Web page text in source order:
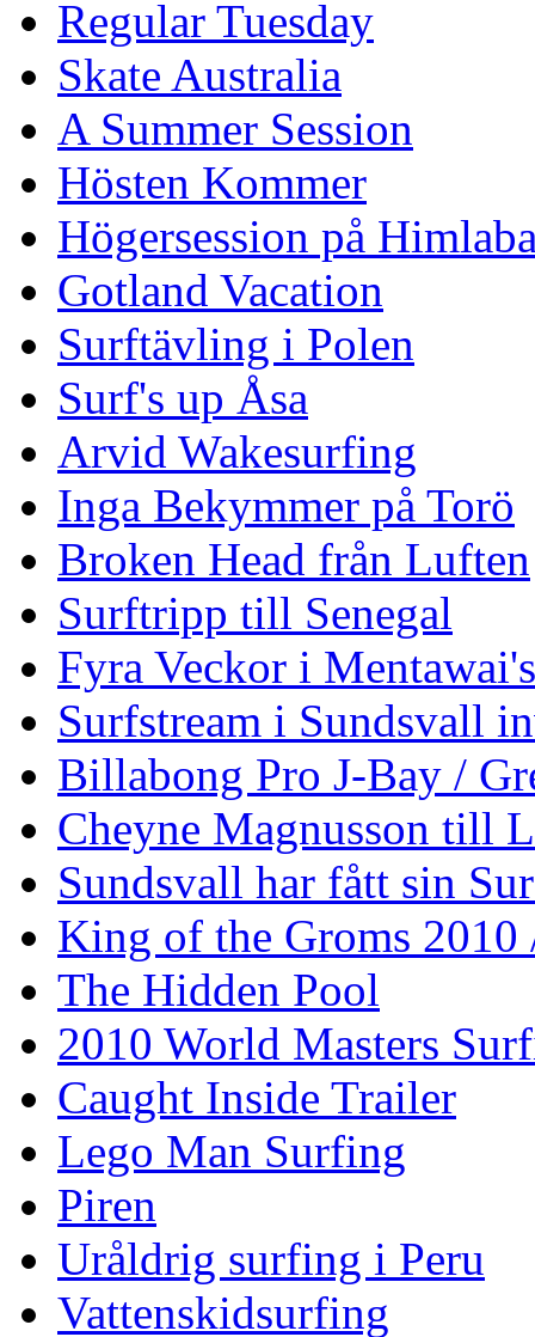
Regular Tuesday
Skate Australia
A Summer Session
Hösten Kommer
Högersession på
Gotland Vacation
Surftävling i Polen
Surf's up Åsa
Arvid Wakesurfing
Inga Bekymmer på Torö
Broken Head från Luften
Surftripp till Senegal
Fyra Veckor i Mentawai's
Surfstream i Sundsvall
Billabong Pro J-Bay /
Cheyne Magnusson till
Sundsvall har fått sin
King of the Groms
The Hidden Pool
2010 World Masters
Caught Inside Trailer
Lego Man Surfing
Piren
Uråldrig surfing i Peru
Vattenskidsurfing